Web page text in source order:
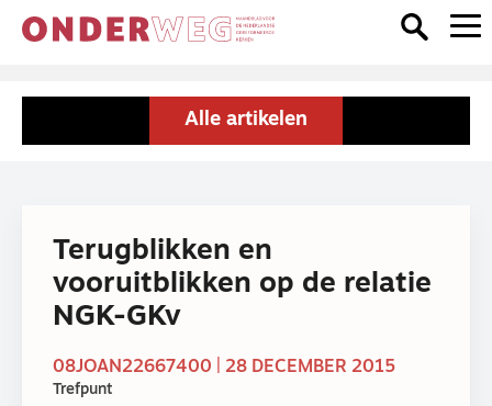
Alle artikelen
Terugblikken en
vooruitblikken op de relatie
NGK-GKv
08JOAN22667400 | 28 DECEMBER 2015
Trefpunt